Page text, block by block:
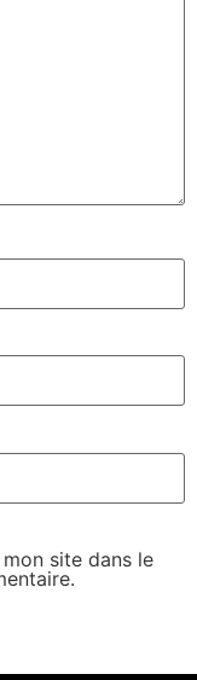
site dans le